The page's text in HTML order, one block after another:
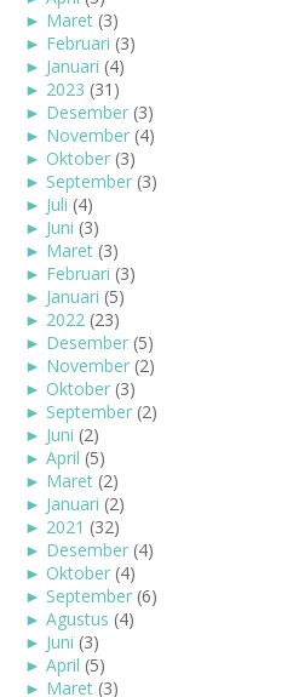
► Maret (3)
► Februari (3)
► Januari (4)
► 2023 (31)
► Desember (3)
► November (4)
► Oktober (3)
► September (3)
► Juli (4)
► Juni (3)
► Maret (3)
► Februari (3)
► Januari (5)
► 2022 (23)
► Desember (5)
► November (2)
► Oktober (3)
► September (2)
► Juni (2)
► April (5)
► Maret (2)
► Januari (2)
► 2021 (32)
► Desember (4)
► Oktober (4)
► September (6)
► Agustus (4)
► Juni (3)
► April (5)
► Maret (3)